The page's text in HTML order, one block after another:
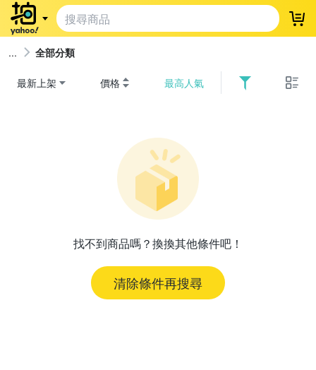
登
全部分類
最新上架 價格 最高人氣
找不到商品嗎？換換其他條件吧！
清除條件再搜尋